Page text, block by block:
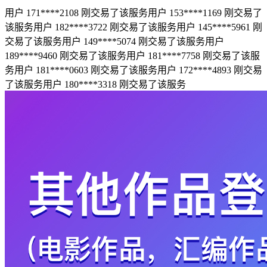
用户 171****2108 刚交易了该服务用户 153****1169 刚交易了
该服务用户 182****3722 刚交易了该服务用户 145****5961 刚
交易了该服务用户 149****5074 刚交易了该服务用户
189****9460 刚交易了该服务用户 181****7758 刚交易了该服
务用户 181****0603 刚交易了该服务用户 172****4893 刚交易
了该服务用户 180****3318 刚交易了该服务